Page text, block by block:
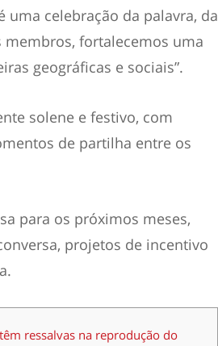
uma celebração da palavra, da
fortalecemos uma
geográficas e sociais”.
solene e festivo, com
de partilha entre os
para os próximos meses,
projetos de incentivo
ressalvas na reprodução do